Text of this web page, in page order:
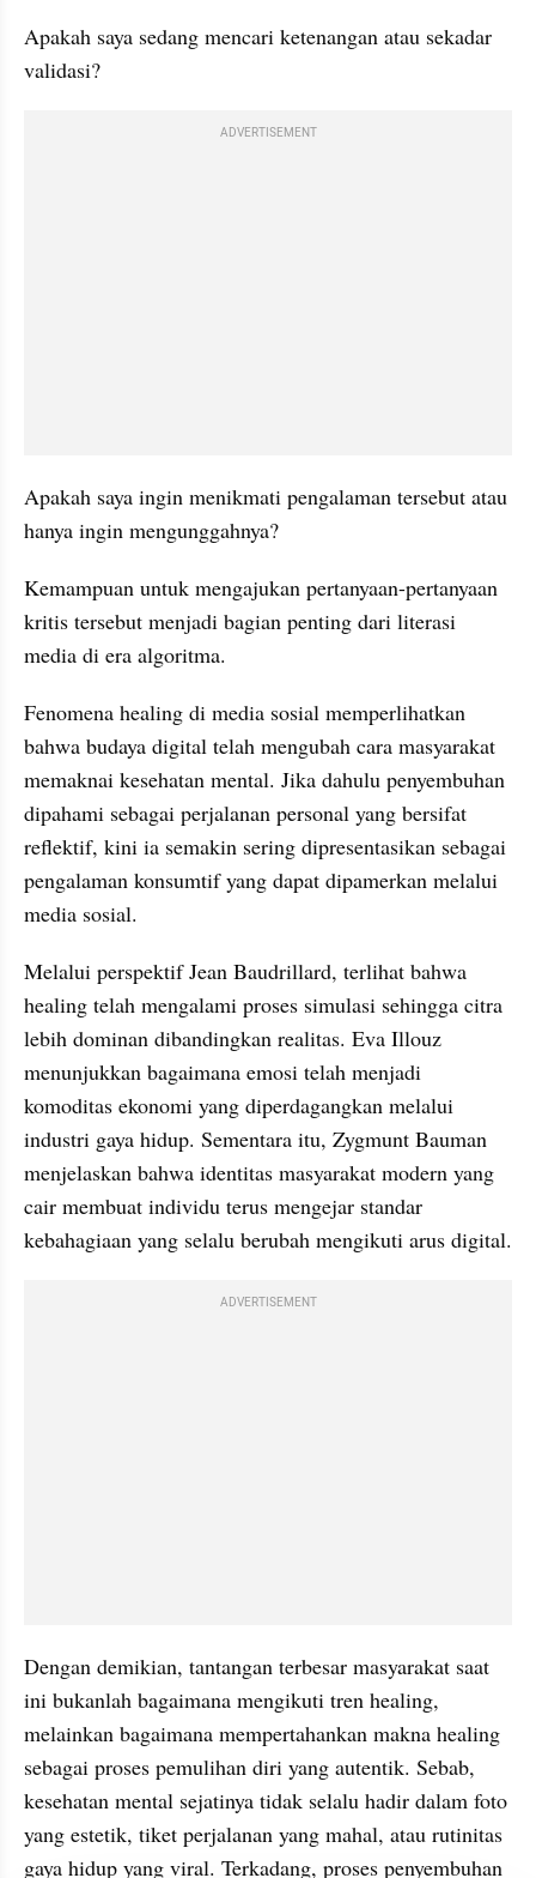
Apakah saya sedang mencari ketenangan atau sekadar
validasi?
ADVERTISEMENT
Apakah saya ingin menikmati pengalaman tersebut atau
hanya ingin mengunggahnya?
Kemampuan untuk mengajukan pertanyaan-pertanyaan
kritis tersebut menjadi bagian penting dari literasi
media di era algoritma.
Fenomena healing di media sosial memperlihatkan
bahwa budaya digital telah mengubah cara masyarakat
memaknai kesehatan mental. Jika dahulu penyembuhan
dipahami sebagai perjalanan personal yang bersifat
reflektif, kini ia semakin sering dipresentasikan sebagai
pengalaman konsumtif yang dapat dipamerkan melalui
media sosial.
Melalui perspektif Jean Baudrillard, terlihat bahwa
healing telah mengalami proses simulasi sehingga citra
lebih dominan dibandingkan realitas. Eva Illouz
menunjukkan bagaimana emosi telah menjadi
komoditas ekonomi yang diperdagangkan melalui
industri gaya hidup. Sementara itu, Zygmunt Bauman
menjelaskan bahwa identitas masyarakat modern yang
cair membuat individu terus mengejar standar
kebahagiaan yang selalu berubah mengikuti arus digital.
ADVERTISEMENT
Dengan demikian, tantangan terbesar masyarakat saat
ini bukanlah bagaimana mengikuti tren healing,
melainkan bagaimana mempertahankan makna healing
sebagai proses pemulihan diri yang autentik. Sebab,
kesehatan mental sejatinya tidak selalu hadir dalam foto
yang estetik, tiket perjalanan yang mahal, atau rutinitas
gaya hidup yang viral. Terkadang, proses penyembuhan